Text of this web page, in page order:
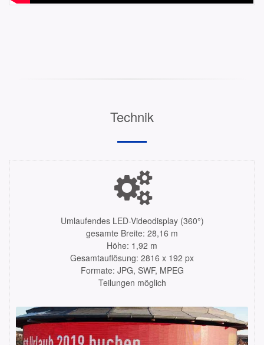
Technik
Umlaufendes LED-Videodisplay (360°)
gesamte Breite: 28,16 m
Höhe: 1,92 m
Gesamtauflösung: 2816 x 192 px
Formate: JPG, SWF, MPEG
Teilungen möglich